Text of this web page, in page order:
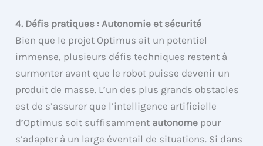
4. Défis pratiques : Autonomie et sécurité
Bien que le projet Optimus ait un potentiel
immense, plusieurs défis techniques restent à
surmonter avant que le robot puisse devenir un
produit de masse. L’un des plus grands obstacles
est de s’assurer que l’intelligence artificielle
d’Optimus soit suffisamment autonome pour
s’adapter à un large éventail de situations. Si dans